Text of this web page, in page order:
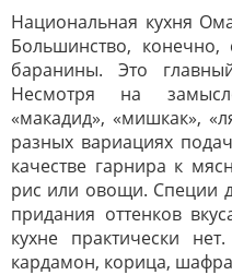
Национальная кухня
Большинство,
баранины. Это
Несмотря на
«макадид», «мишкак»,
разных вариациях
качестве гарнира к
рис или овощи. Специи
придания оттенков
кухне практически
кардамон, корица,